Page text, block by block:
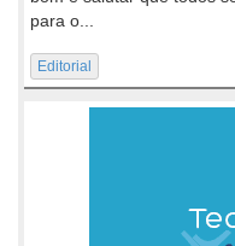
para o...
Editorial